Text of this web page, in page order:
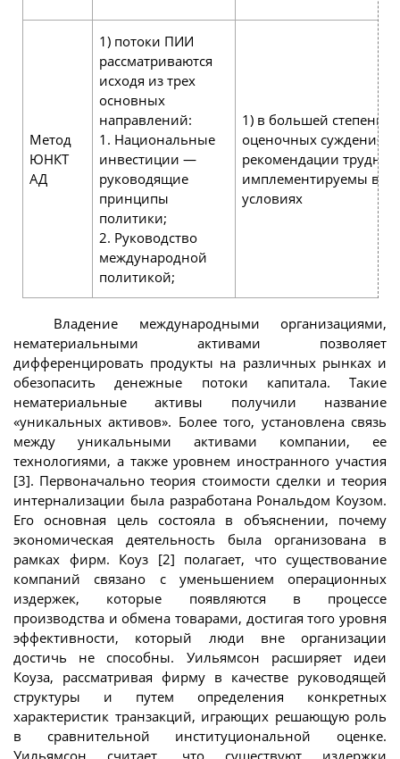
Метод
ЮНКТ
АД
1) потоки ПИИ
рассматриваются
исходя из трех
основных
направлений:
1. Национальные
инвестиции —
руководящие
принципы
политики;
2. Руководство
международной
политикой;
1) в большей степени
оценочных суждениях
рекомендации трудно
имплементируемы в
условиях
Владение международными организациями,
нематериальными активами позволяет
дифференцировать продукты на различных рынках и
обезопасить денежные потоки капитала. Такие
нематериальные активы получили название
«уникальных активов». Более того, установлена связь
между уникальными активами компании, ее
технологиями, а также уровнем иностранного участия
[3]. Первоначально теория стоимости сделки и теория
интернализации была разработана Рональдом Коузом.
Его основная цель состояла в объяснении, почему
экономическая деятельность была организована в
рамках фирм. Коуз [2] полагает, что существование
компаний связано с уменьшением операционных
издержек, которые появляются в процессе
производства и обмена товарами, достигая того уровня
эффективности, который люди вне организации
достичь не способны. Уильямсон расширяет идеи
Коуза, рассматривая фирму в качестве руководящей
структуры и путем определения конкретных
характеристик транзакций, играющих решающую роль
в сравнительной институциональной оценке.
Уильямсон считает, что существуют издержки